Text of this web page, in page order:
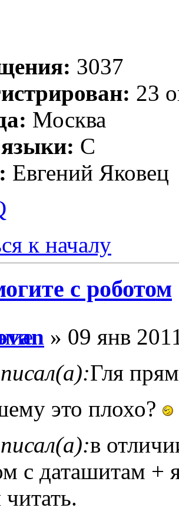
3037
23
Москва
С
Евгений Яковец
к началу
с роботом
» 09 янв
Гля
это плохо?
в
с даташитам +